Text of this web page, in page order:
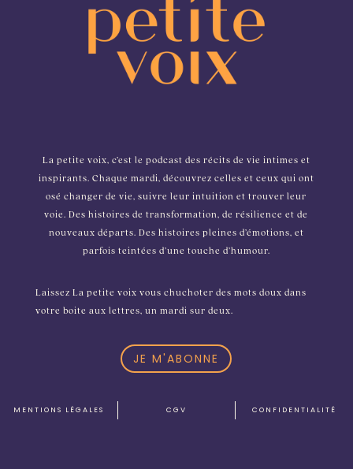
La petite voix, c’est le podcast des récits de vie intimes et
inspirants. Chaque mardi, découvrez celles et ceux qui ont
osé changer de vie, suivre leur intuition et trouver leur
voie. Des histoires de transformation, de résilience et de
nouveaux départs. Des histoires pleines d’émotions, et
parfois teintées d’une touche d’humour.
Laissez La petite voix vous chuchoter des mots doux dans
votre boite aux lettres, un mardi sur deux.
JE M'ABONNE
MENTIONS L ÉGALES CGV CONFIDENTIALIT É